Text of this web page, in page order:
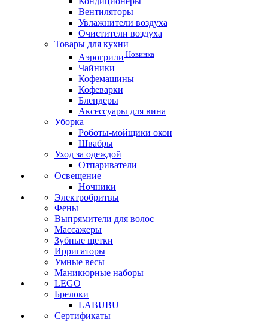
Вентиляторы
Увлажнители воздуха
Очистители воздуха
Товары для кухни
Аэрогрили Новинка
Чайники
Кофемашины
Кофеварки
Блендеры
Аксессуары для вина
Уборка
Роботы-мойщики окон
Швабры
Уход за одеждой
Отпариватели
Освещение
Ночники
Электробритвы
Фены
Выпрямители для волос
Массажеры
Зубные щетки
Ирригаторы
Умные весы
Маникюрные наборы
LEGO
Брелоки
LABUBU
Сертификаты